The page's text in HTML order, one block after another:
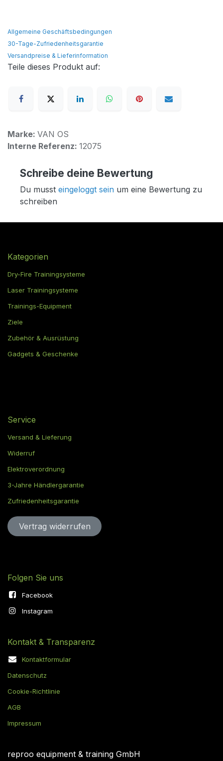
Allgemeine Geschäftsbedingungen
30-Tage-Zufriedenheitsgarantie
Versandpreise & Lieferinformation
Teile dieses Produkt auf:
Marke: VAN OS
Interne Referenz: 12075
Schreibe deine Bewertung
Du musst eingeloggt sein um eine Bewertung zu
schreiben
Kategorien
Dry-Fire Trainingsysteme
Laser Trainingsysteme
Trainings-Equipment
Ziele
Zubehör & Ausrüstung
Gadgets & Geschenke
Service
Versand & Lieferung
Widerruf
Elektroverordnung
3-Jahre Händlergarantie
Zufriedenheitsgarantie
Vertrag widerru​​​​​​​​​​fen
Folgen Sie uns
Facebook
Instagram
Kontakt & Transparenz
Kontaktformular
Datenschutz
Cookie-Richtlinie
AGB
Impressum
reproo equipment & training GmbH